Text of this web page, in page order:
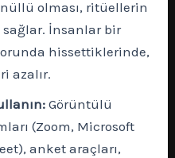
olması, ritüellerin
sağlar. İnsanlar bir
hissettiklerinde,
azalır.
Görüntülü
(Zoom, Microsoft
anket araçları,